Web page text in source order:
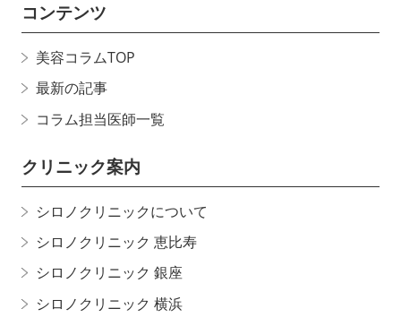
コンテンツ
美容コラムTOP
最新の記事
コラム担当医師一覧
クリニック案内
シロノクリニックについて
シロノクリニック 恵比寿
シロノクリニック 銀座
シロノクリニック 横浜